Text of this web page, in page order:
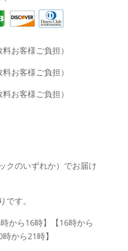
お客様ご負担）
お客様ご負担）
お客様ご負担）
クのいずれか）でお届け
す。
から16時】【16時から
から21時】